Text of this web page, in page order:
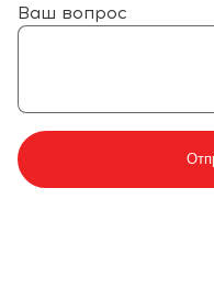
Ваш вопрос